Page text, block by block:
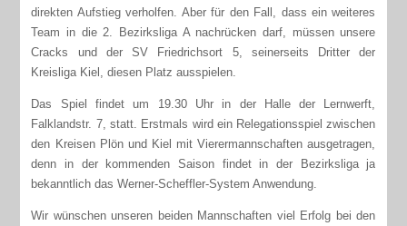
direkten Aufstieg verholfen. Aber für den Fall, dass ein weiteres
Team in die 2. Bezirksliga A nachrücken darf, müssen unsere
Cracks und der SV Friedrichsort 5, seinerseits Dritter der
Kreisliga Kiel, diesen Platz ausspielen.
Das Spiel findet um 19.30 Uhr in der Halle der Lernwerft,
Falklandstr. 7, statt. Erstmals wird ein Relegationsspiel zwischen
den Kreisen Plön und Kiel mit Vierermannschaften ausgetragen,
denn in der kommenden Saison findet in der Bezirksliga ja
bekanntlich das Werner-Scheffler-System Anwendung.
Wir wünschen unseren beiden Mannschaften viel Erfolg bei den